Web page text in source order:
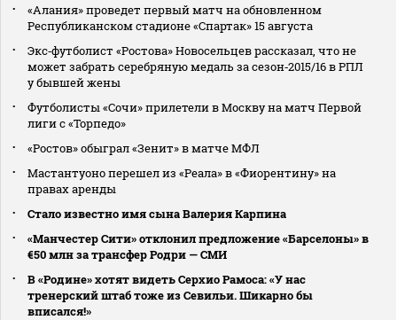
«Алания» проведет первый матч на обновленном
Республиканском стадионе «Спартак» 15 августа
Экс‑футболист «Ростова» Новосельцев рассказал, что не
может забрать серебряную медаль за сезон‑2015/16 в РПЛ
у бывшей жены
Футболисты «Сочи» прилетели в Москву на матч Первой
лиги с «Торпедо»
«Ростов» обыграл «Зенит» в матче МФЛ
Мастантуоно перешел из «Реала» в «Фиорентину» на
правах аренды
Стало известно имя сына Валерия Карпина
«Манчестер Сити» отклонил предложение «Барселоны» в
€50 млн за трансфер Родри — СМИ
В «Родине» хотят видеть Серхио Рамоса: «У нас
тренерский штаб тоже из Севильи. Шикарно бы
вписался!»